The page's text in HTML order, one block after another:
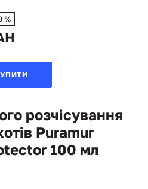
%
розчісування
Puramur
100 мл